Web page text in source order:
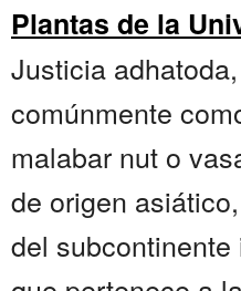
Plantas de la
Justicia
comúnmente
malabar nut o
de origen
del